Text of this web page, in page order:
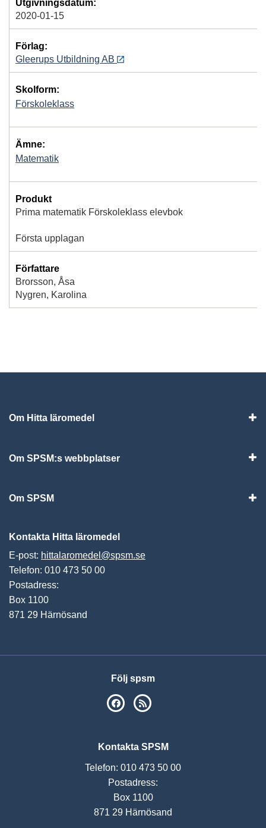
Utgivningsdatum:
2020-01-15
Förlag:
Gleerups Utbildning AB
Skolform:
Förskoleklass
Ämne:
Matematik
Produkt
Prima matematik Förskoleklass elevbok
Första upplagan
Författare
Brorsson, Åsa
Nygren, Karolina
Om Hitta läromedel
Om SPSM:s webbplatser
Om SPSM
Kontakta Hitta läromedel
E-post: hittalaromedel@spsm.se
Telefon: 010 473 50 00
Postadress:
Box 1100
871 29 Härnösand
Följ spsm
SPSM på Facebook
Kontakta SPSM
Telefon: 010 473 50 00
Postadress:
Box 1100
871 29 Härnösand